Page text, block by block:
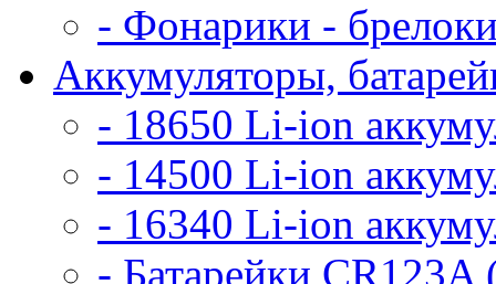
- Фонарики -
Аккумуляторы,
- 18650 Li-ion
- 14500 Li-ion
- 16340 Li-ion
- Батарейки CR123A